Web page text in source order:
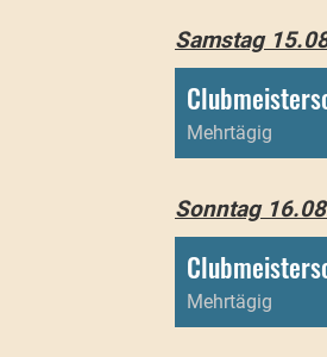
Samstag
Mehrtägig
Sonntag
Mehrtägig